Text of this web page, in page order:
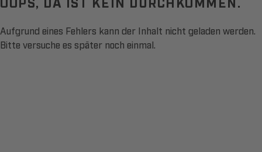
Aufgrund eines Fehlers kann der Inhalt nicht geladen werden.
Bitte versuche es später noch einmal.